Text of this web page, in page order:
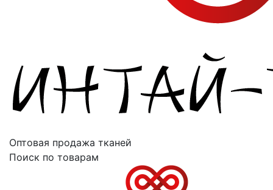
Оптовая продажа тканей
Поиск по товарам